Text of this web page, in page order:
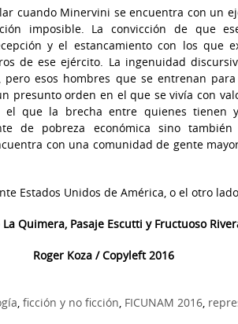
cuando Minervini se encuentra con un
imposible. La convicción de que
y el estancamiento con los que
de ese ejército. La ingenuidad
esos hombres que se entrenan
presunto orden en el que se vivía con
el que la brecha entre quienes tienen
de pobreza económica sino
con una comunidad de gente
Estados Unidos de América, o el otro
Quimera, Pasaje Escutti y Fructuoso
Roger Koza / Copyleft 2016
, ficción y no ficción, FICUNAM 2016,